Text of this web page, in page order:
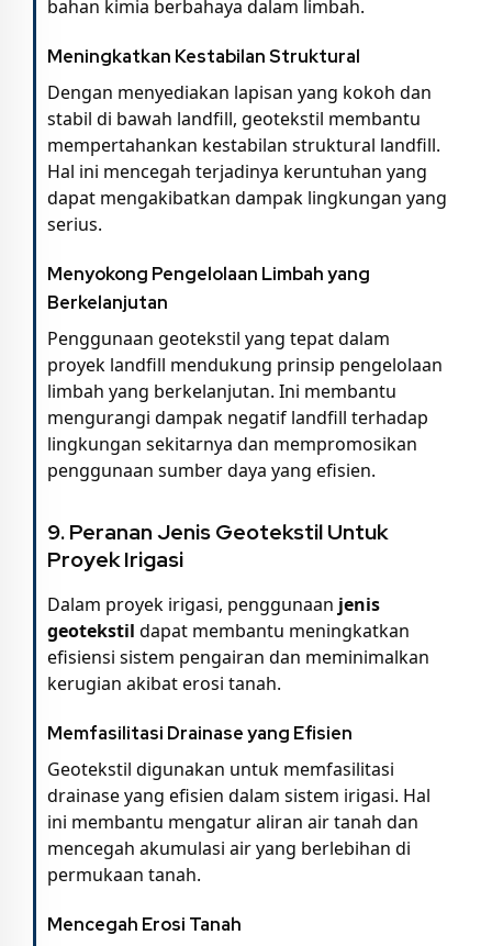
bahan kimia berbahaya dalam limbah.
Meningkatkan Kestabilan Struktural
Dengan menyediakan lapisan yang kokoh dan
stabil di bawah landfill, geotekstil membantu
mempertahankan kestabilan struktural landfill.
Hal ini mencegah terjadinya keruntuhan yang
dapat mengakibatkan dampak lingkungan yang
serius.
Menyokong Pengelolaan Limbah yang
Berkelanjutan
Penggunaan geotekstil yang tepat dalam
proyek landfill mendukung prinsip pengelolaan
limbah yang berkelanjutan. Ini membantu
mengurangi dampak negatif landfill terhadap
lingkungan sekitarnya dan mempromosikan
penggunaan sumber daya yang efisien.
9.Peranan Jenis Geotekstil Untuk
Proyek Irigasi
Dalam proyek irigasi, penggunaan jenis
geotekstil dapat membantu meningkatkan
efisiensi sistem pengairan dan meminimalkan
kerugian akibat erosi tanah.
Memfasilitasi Drainase yang Efisien
Geotekstil digunakan untuk memfasilitasi
drainase yang efisien dalam sistem irigasi. Hal
ini membantu mengatur aliran air tanah dan
mencegah akumulasi air yang berlebihan di
permukaan tanah.
Mencegah Erosi Tanah